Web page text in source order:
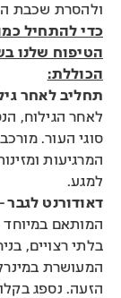
ולהסרת שכבת
כדי להתחיל
הטיפוח שלנו
הכוללת:
תחליב לאחר
לאחר הגילוח,
סוגי העור.
המרגיעות
למגע.
דאודורנט לגבר
המותאם במיוחד
בלתי רצויים,
המעושרת
הזעה. נספג